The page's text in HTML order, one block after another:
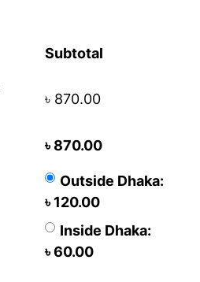
Subtotal
৳ 870.00
৳870.00
Outside Dhaka:
৳120.00
Inside Dhaka:
৳60.00